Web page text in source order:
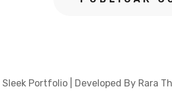
Sleek Portfolio | Developed By Rara